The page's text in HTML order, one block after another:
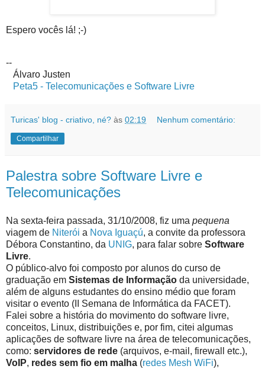
Espero vocês lá! ;-)
--
Álvaro Justen
Peta5 - Telecomunicações e Software Livre
Turicas' blog - criativo, né? às 02:19 Nenhum comentário:
Compartilhar
Palestra sobre Software Livre e
Telecomunicações
Na sexta-feira passada, 31/10/2008, fiz uma pequena
viagem de Niterói a Nova Iguaçú, a convite da professora
Débora Constantino, da UNIG, para falar sobre Software
Livre.
O público-alvo foi composto por alunos do curso de
graduação em Sistemas de Informação da universidade,
além de alguns estudantes do ensino médio que foram
visitar o evento (II Semana de Informática da FACET).
Falei sobre a história do movimento do software livre,
conceitos, Linux, distribuições e, por fim, citei algumas
aplicações de software livre na área de telecomunicações,
como: servidores de rede (arquivos, e-mail, firewall etc.),
VoIP, redes sem fio em malha (redes Mesh WiFi),